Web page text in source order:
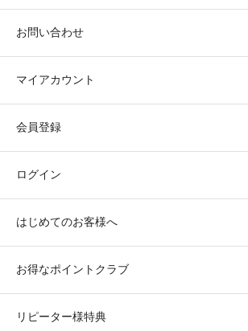
お問い合わせ
マイアカウント
会員登録
ログイン
はじめてのお客様へ
お得なポイントクラブ
リピーター様特典